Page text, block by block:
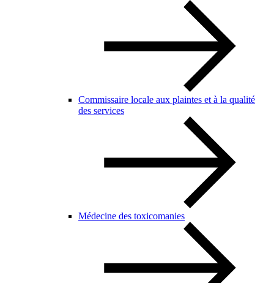
Commissaire locale aux plaintes et à la qualité
des services
Médecine des toxicomanies